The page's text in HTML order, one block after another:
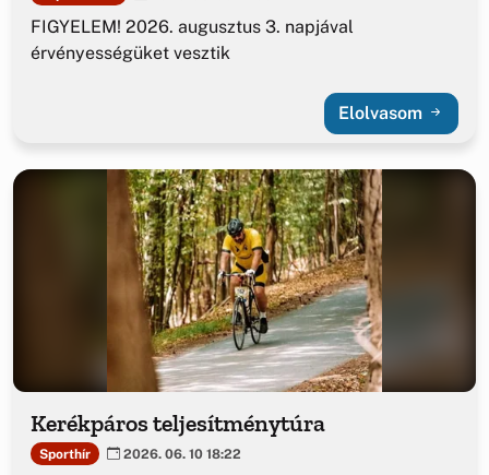
FIGYELEM! 2026. augusztus 3. napjával
érvényességüket vesztik
Elolvasom
Kerékpáros teljesítménytúra
Sporthír 2026. 06. 10 18:22